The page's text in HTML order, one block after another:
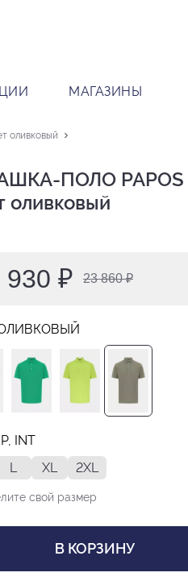
МАГАЗИНЫ
оливковый
ПОЛО PAPOS
оливковый
930 ₽ 23 860 ₽
INT
L XL 2XL
свой размер
В КОРЗИНУ